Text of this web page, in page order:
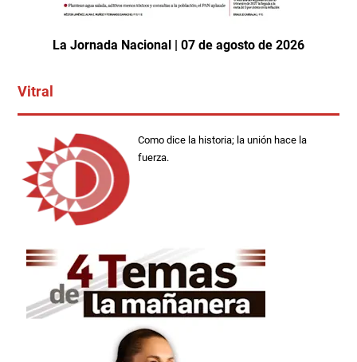
La Jornada Nacional | 07 de agosto de 2026
Vitral
Como dice la historia; la unión hace la
fuerza.